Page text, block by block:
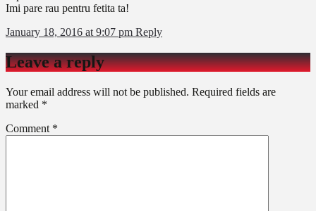
Imi pare rau pentru fetita ta!
January 18, 2016 at 9:07 pm Reply
Leave a reply
Your email address will not be published. Required fields are
marked *
Comment *